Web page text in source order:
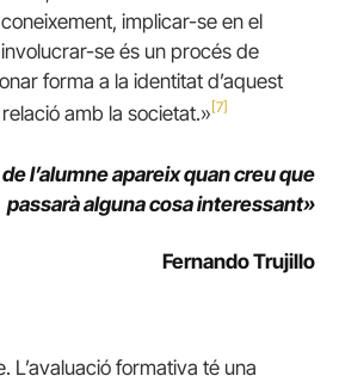
implicar-se en el
se és un procés de
forma a la identitat d’aquest
amb la societat.» [7]
l’alumne apareix quan creu que
passarà alguna cosa interessant»
Fernando Trujillo
L’avaluació formativa té una